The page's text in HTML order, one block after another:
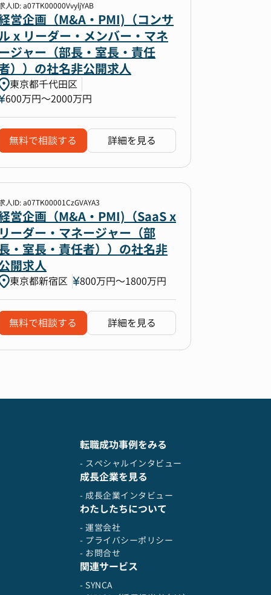
人ID: a07TK00000VvyljYAB
営企画（M&A・PMI)（コンサ
x リーダー・メンバー・マネ
ジャー（部長・室長・責任
））の社名非公開求人
東京都千代田区
600万円〜2000万円
無料で相談する 詳細を見る
人ID: a07TK00001CzGVAYA3
営企画（M&A・PMI)（SaaS x
リーダー・マネージャー（部
・室長・責任者））の社名非
開求人
東京都新宿区 800万円〜1800万円
無料で相談する 詳細を見る
転職成功事例をみる
- スペシャルインタビュー
成長企業を見る
- 成長企業インタビュー
わたしたちについて
- 運営会社
- プライバシーポリシー
- お問合せ
関連サービス
- SYNCA